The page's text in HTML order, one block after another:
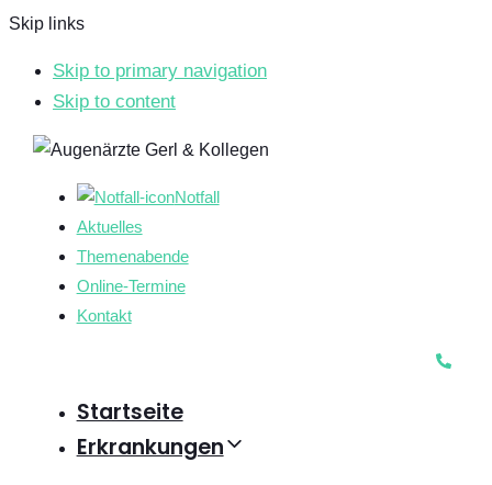
Skip links
Skip to primary navigation
Skip to content
Notfall
Aktuelles
Themenabende
Online-Termine
Kontakt
Startseite
Erkrankungen